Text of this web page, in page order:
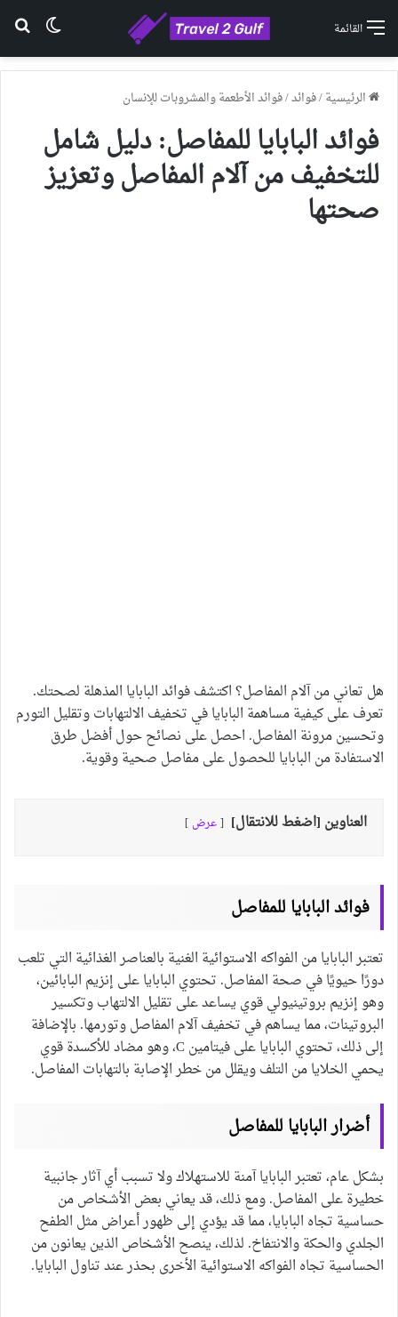
القائمة
الرئيسية/فوائد/فوائد الأطعمة والمشروبات للإنسان
فوائد البابايا للمفاصل: دليل شامل
للتخفيف من آلام المفاصل وتعزيز
صحتها
هل تعاني من آلام المفاصل؟ اكتشف فوائد البابايا المذهلة لصحتك.
تعرف على كيفية مساهمة البابايا في تخفيف الالتهابات وتقليل التورم
وتحسين مرونة المفاصل. احصل على نصائح حول أفضل طرق
الاستفادة من البابايا للحصول على مفاصل صحية وقوية.
العناوين [اضغط للانتقال] عرض
فوائد البابايا للمفاصل
تعتبر البابايا من الفواكه الاستوائية الغنية بالعناصر الغذائية التي تلعب
دورًا حيويًا في صحة المفاصل. تحتوي البابايا على إنزيم البابائين،
وهو إنزيم بروتينيولي قوي يساعد على تقليل الالتهاب وتكسير
البروتينات، مما يساهم في تخفيف آلام المفاصل وتورمها. بالإضافة
إلى ذلك، تحتوي البابايا على فيتامين C، وهو مضاد للأكسدة قوي
يحمي الخلايا من التلف ويقلل من خطر الإصابة بالتهابات المفاصل.
أضرار البابايا للمفاصل
بشكل عام، تعتبر البابايا آمنة للاستهلاك ولا تسبب أي آثار جانبية
خطيرة على المفاصل. ومع ذلك، قد يعاني بعض الأشخاص من
حساسية تجاه البابايا، مما قد يؤدي إلى ظهور أعراض مثل الطفح
الجلدي والحكة والانتفاخ. لذلك، ينصح الأشخاص الذين يعانون من
الحساسية تجاه الفواكه الاستوائية الأخرى بحذر عند تناول البابايا.